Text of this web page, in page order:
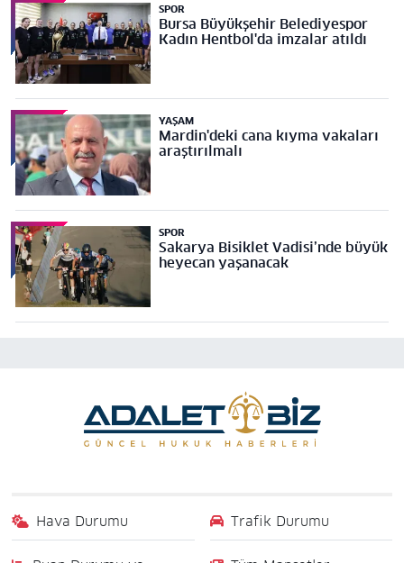
SPOR
Bursa Büyükşehir Belediyespor
Kadın Hentbol'da imzalar atıldı
YAŞAM
Mardin'deki cana kıyma vakaları
araştırılmalı
SPOR
Sakarya Bisiklet Vadisi’nde büyük
heyecan yaşanacak
Hava Durumu Trafik Durumu